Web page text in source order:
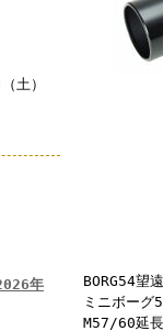
土）
年
BORG54望
ミニボー
M57/60延